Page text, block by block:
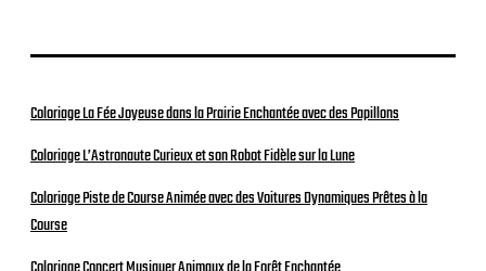
Coloriage La Fée Joyeuse dans la Prairie Enchantée avec des Papillons
Coloriage L’Astronaute Curieux et son Robot Fidèle sur la Lune
Coloriage Piste de Course Animée avec des Voitures Dynamiques Prêtes à la
Course